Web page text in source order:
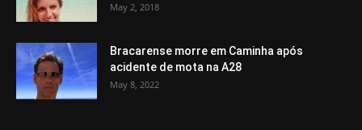
May 2, 2018
Bracarense morre em Caminha após
acidente de mota na A28
May 8, 2022